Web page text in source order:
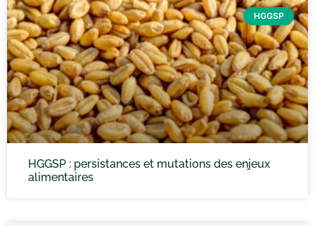
HGGSP
HGGSP : persistances et mutations des enjeux
alimentaires